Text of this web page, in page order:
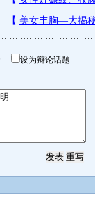
设为辩论话题